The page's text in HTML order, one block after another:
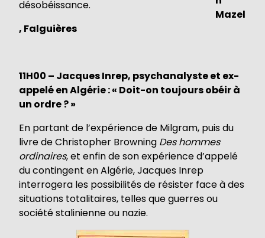
désobéissance.
Mazel
, Falguières
11H00 – Jacques Inrep, psychanalyste et ex-
appelé en Algérie : « Doit-on toujours obéir à
un ordre ? »
En partant de l’expérience de Milgram, puis du
livre de Christopher Browning Des hommes
ordinaires, et enfin de son expérience d’appelé
du contingent en Algérie, Jacques Inrep
interrogera les possibilités de résister face à des
situations totalitaires, telles que guerres ou
société stalinienne ou nazie.